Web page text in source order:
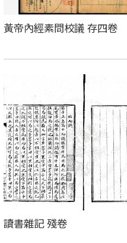
黃帝內經素問校議 存四卷
讀書雜記 殘卷